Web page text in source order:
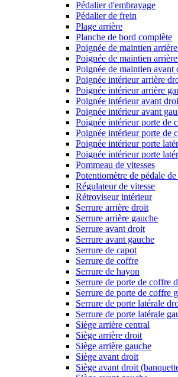
Pédalier d'embrayage
Pédalier de frein
Plage arrière
Planche de bord complète
Poignée de maintien
Poignée de maintien
Poignée de maintien avant
Poignée intérieur arrière
Poignée intérieur arrière
Poignée intérieur avant
Poignée intérieur avant
Poignée intérieur porte de
Poignée intérieur porte de
Poignée intérieur porte
Poignée intérieur porte
Pommeau de vitesses
Potentiomètre de pédale
Régulateur de vitesse
Rétroviseur intérieur
Serrure arrière droit
Serrure arrière gauche
Serrure avant droit
Serrure avant gauche
Serrure de capot
Serrure de coffre
Serrure de hayon
Serrure de porte de coffre
Serrure de porte de coffre
Serrure de porte latérale
Serrure de porte latérale
Siège arrière central
Siège arrière droit
Siège arrière gauche
Siège avant droit
Siège avant droit